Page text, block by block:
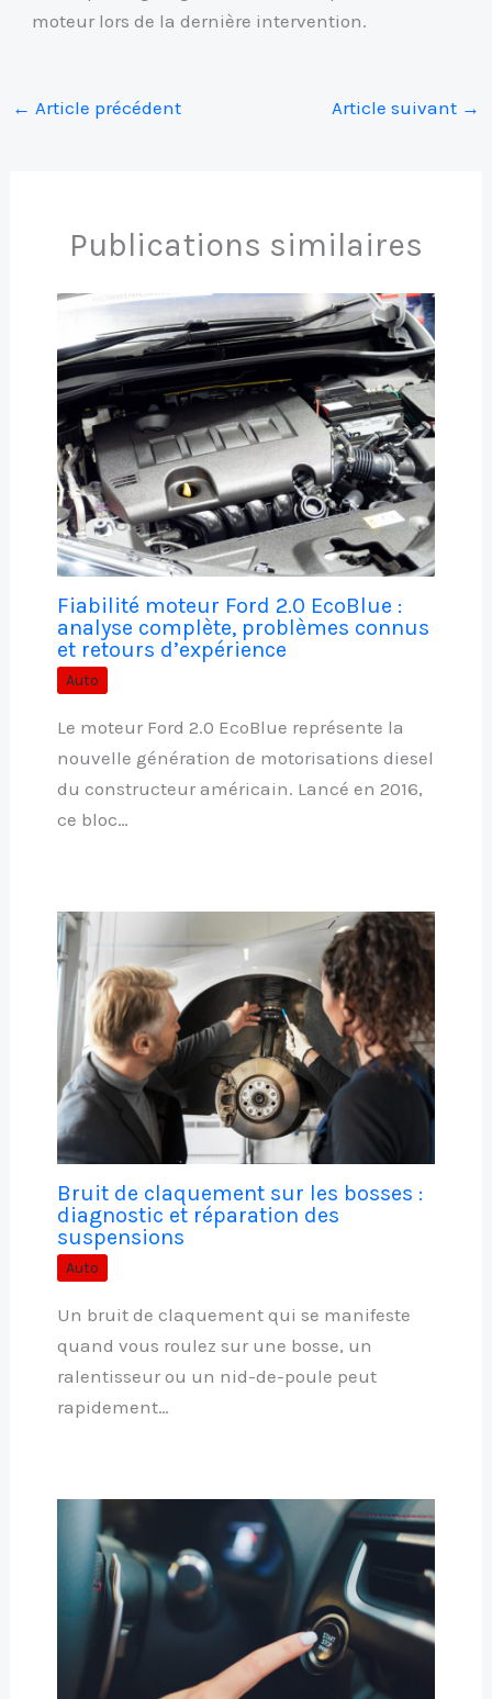
moteur lors de la dernière intervention.
← Article précédent Article suivant →
Publications similaires
Fiabilité moteur Ford 2.0 EcoBlue :
analyse complète, problèmes connus
et retours d’expérience
Auto
Le moteur Ford 2.0 EcoBlue représente la
nouvelle génération de motorisations diesel
du constructeur américain. Lancé en 2016,
ce bloc…
Bruit de claquement sur les bosses :
diagnostic et réparation des
suspensions
Auto
Un bruit de claquement qui se manifeste
quand vous roulez sur une bosse, un
ralentisseur ou un nid-de-poule peut
rapidement…